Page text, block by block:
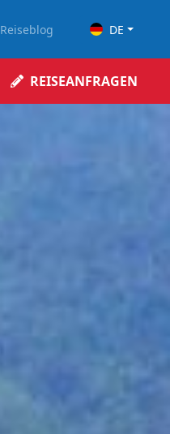
Reiseblog DE
REISEANFRAGEN